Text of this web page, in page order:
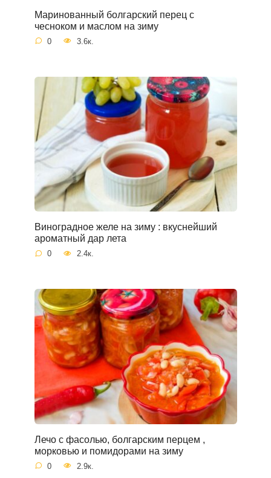
Маринованный болгарский перец с
чесноком и маслом на зиму
0 3.6к.
Виноградное желе на зиму : вкуснейший
ароматный дар лета
0 2.4к.
Лечо с фасолью, болгарским перцем ,
морковью и помидорами на зиму
0 2.9к.